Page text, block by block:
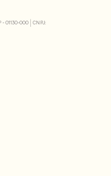
- 01130-000 | CNPJ: